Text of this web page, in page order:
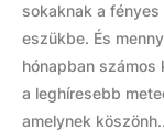
sokaknak a
eszükbe. És
hónapban számos
a leghíresebb
amelynek